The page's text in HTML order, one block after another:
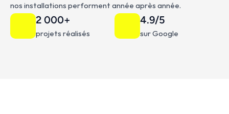
nos installations performent année après année.
2 000+
projets réalisés
4.9/5
sur Google